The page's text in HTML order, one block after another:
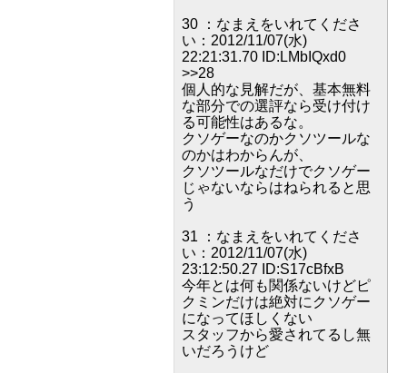
30 ：なまえをいれてくださ
い：2012/11/07(水)
22:21:31.70 ID:LMbIQxd0
>>28
個人的な見解だが、基本無料
な部分での選評なら受け付け
る可能性はあるな。
クソゲーなのかクソツールな
のかはわからんが、
クソツールなだけでクソゲー
じゃないならはねられると思
う
31 ：なまえをいれてくださ
い：2012/11/07(水)
23:12:50.27 ID:S17cBfxB
今年とは何も関係ないけどピ
クミンだけは絶対にクソゲー
になってほしくない
スタッフから愛されてるし無
いだろうけど